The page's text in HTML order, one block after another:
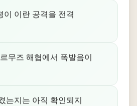
이 이란 공격을 전격
무즈 해협에서 폭발음이
는지는 아직 확인되지